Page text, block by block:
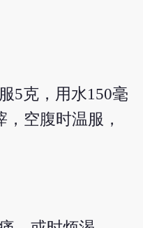
5克，用水150毫
空腹时温服，